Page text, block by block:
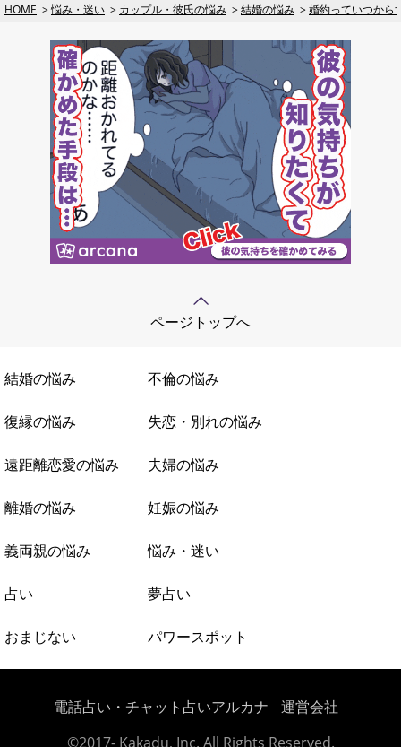
HOME 悩み・迷い カップル・彼氏の悩み 結婚の悩み 婚約っていつから
ページトップへ
結婚の悩み 不倫の悩み
復縁の悩み 失恋・別れの悩み
遠距離恋愛の悩み 夫婦の悩み
離婚の悩み 妊娠の悩み
義両親の悩み 悩み・迷い
占い 夢占い
おまじない パワースポット
電話占い・チャット占いアルカナ
運営会社
©2017- Kakadu, Inc. All Rights Reserved.